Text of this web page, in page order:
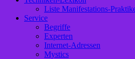
Liste Manifestations-
Service
Begriffe
Experten
Internet-Adressen
Mystics